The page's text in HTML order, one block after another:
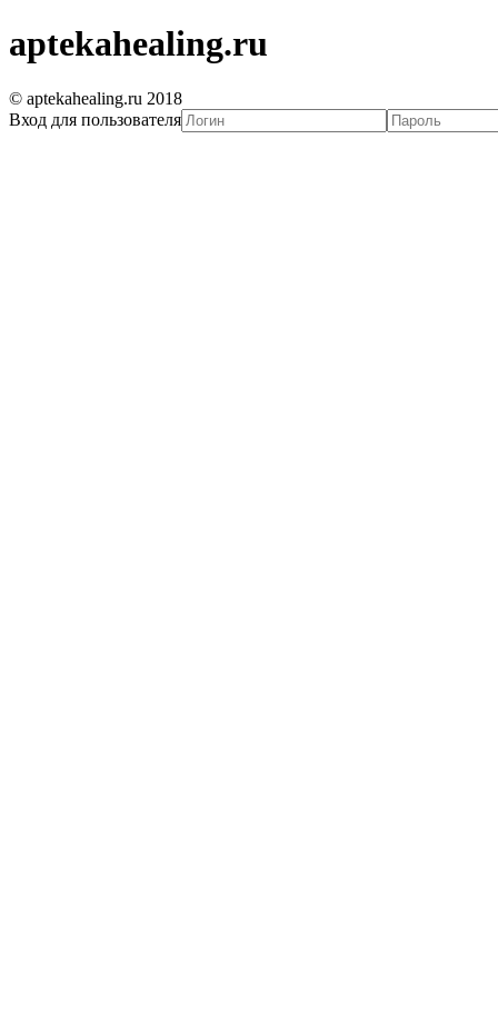
aptekahealing.ru
© aptekahealing.ru 2018
Вход для пользователя